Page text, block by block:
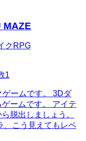
MAZE
クRPG
1
ームです。 3Dダ
ームです。 アイテ
脱出しましょう。
こう見えてもレベ